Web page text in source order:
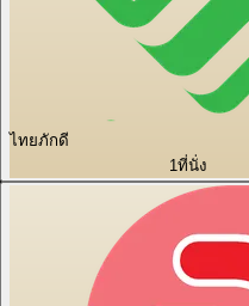
ไทยภักดี
1ที่นั่ง